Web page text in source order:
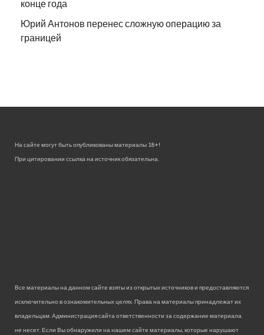
конце года
Юрий Антонов перенес сложную операцию за
границей
На сайте могут быть опубликованы материалы 18+!
При цитировании ссылка на источник обязательна.
Все материалы на данном сайте взяты из открытых источников и предоставляются
исключительно в ознакомительных целях. Права на материалы принадлежат их
владельцам. Администрация сайта ответственности за содержание материала
не несет. Если Вы обнаружили на нашем сайте материалы, которые нарушают